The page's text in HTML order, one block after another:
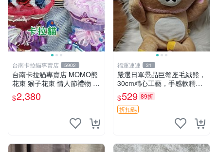
台南卡拉貓專賣店 5902
台南卡拉貓專賣店 MOMO熊
花束 猴子花束 情人節禮物 二
選一 可繡字 可今天寄明天到
$2,380
福運連連 31
嚴選日單景品巨蟹座毛絨熊，
30cm精心工藝，手感軟糯推
薦收藏送人 巨蟹座 毛絨玩具
精緻做工
$529 89折
折扣碼